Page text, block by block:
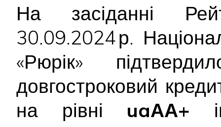
На засіданні
30.09.2024 р.
«Рюрік»
довгостроковий
на рівні uaАА+